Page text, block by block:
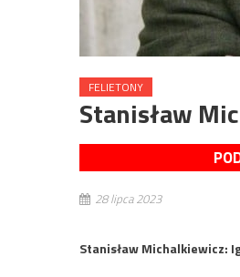
FELIETONY
Stanisław
28 lipca 2023
Stanisław Michalkiewicz: